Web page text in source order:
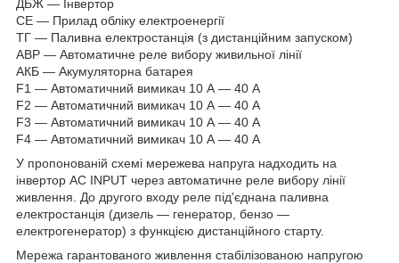
ДБЖ — Інвертор
СЕ — Прилад обліку електроенергії
ТГ — Паливна електростанція (з дистанційним запуском)
АВР — Автоматичне реле вибору живильної лінії
АКБ — Акумуляторна батарея
F1 — Автоматичний вимикач 10 А — 40 А
F2 — Автоматичний вимикач 10 А — 40 А
F3 — Автоматичний вимикач 10 А — 40 А
F4 — Автоматичний вимикач 10 А — 40 А
У пропонованій схемі мережева напруга надходить на
інвертор AC INPUT через автоматичне реле вибору лінії
живлення. До другого входу реле під'єднана паливна
електростанція (дизель — генератор, бензо —
електрогенератор) з функцією дистанційного старту.
Мережа гарантованого живлення стабілізованою напругою